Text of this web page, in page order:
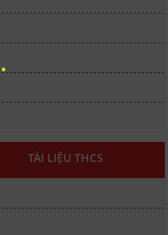
TÀI LIỆU THCS